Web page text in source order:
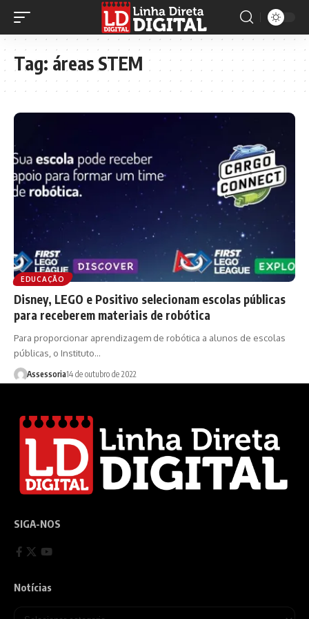
Tag: áreas STEM
EDUCAÇÃO
Disney, LEGO e Positivo selecionam escolas públicas
para receberem materiais de robótica
Para proporcionar aprendizagem de robótica a alunos de escolas
públicas, o Instituto…
Assessoria14 de outubro de 2022
SIGA-NOS
Notícias